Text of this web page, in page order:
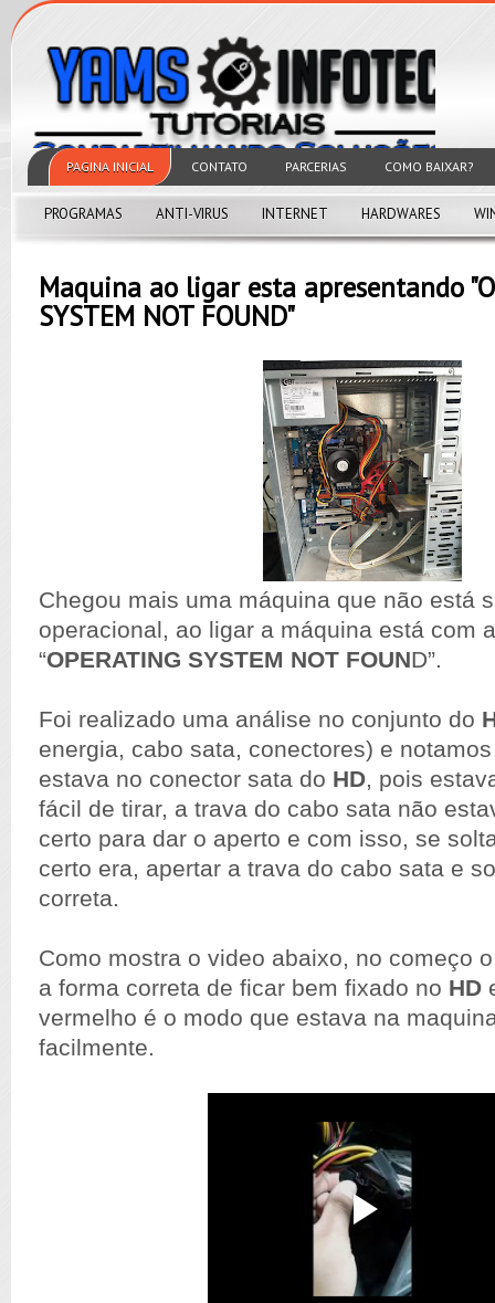
PAGINA INICIAL CONTATO PARCERIAS COMO BAIXAR?
PROGRAMAS ANTI-VIRUS INTERNET HARDWARES
Maquina ao ligar esta apresentando
SYSTEM NOT FOUND"
Chegou mais uma máquina que não está
operacional, ao ligar a máquina está com
“OPERATING SYSTEM NOT FOUND”.
Foi realizado uma análise no conjunto do
energia, cabo sata, conectores) e
estava no conector sata do HD, pois
fácil de tirar, a trava do cabo sata não
certo para dar o aperto e com isso, se
certo era, apertar a trava do cabo sata e
correta.
Como mostra o video abaixo, no começo
a forma correta de ficar bem fixado no HD
vermelho é o modo que estava na
facilmente.